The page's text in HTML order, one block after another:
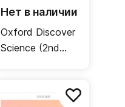
Нет в наличии
Oxford Discover
Science (2nd
Practice /